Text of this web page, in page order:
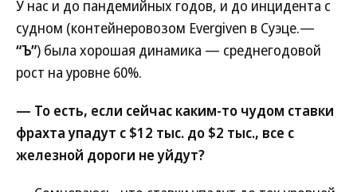
У нас и до пандемийных годов, и до инцидента с
судном (контейнеровозом Evergiven в Суэце.—
“Ъ”) была хорошая динамика — среднегодовой
рост на уровне 60%.
— То есть, если сейчас каким-то чудом ставки
фрахта упадут с $12 тыс. до $2 тыс., все с
железной дороги не уйдут?